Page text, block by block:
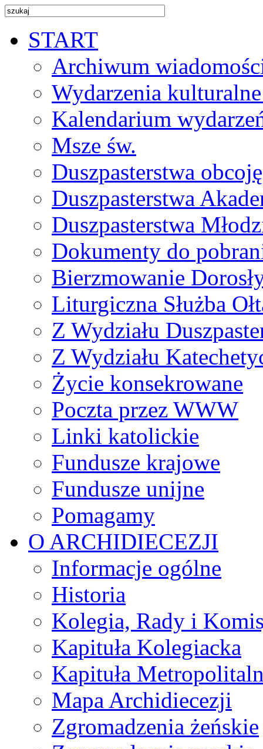
START
Archiwum
Wydarzenia
Kalendarium
Msze św.
Duszpasterstwa
Duszpasterstwa
Duszpasterstwa
Dokumenty do
Bierzmowanie
Liturgiczna Służba
Z Wydziału
Z Wydziału
Życie konsekrowane
Poczta przez WWW
Linki katolickie
Fundusze krajowe
Fundusze unijne
Pomagamy
O ARCHIDIECEZJI
Informacje ogólne
Historia
Kolegia, Rady i
Kapituła Kolegiacka
Kapituła
Mapa Archidiecezji
Zgromadzenia żeńskie